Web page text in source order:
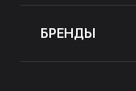
БРЕНДЫ